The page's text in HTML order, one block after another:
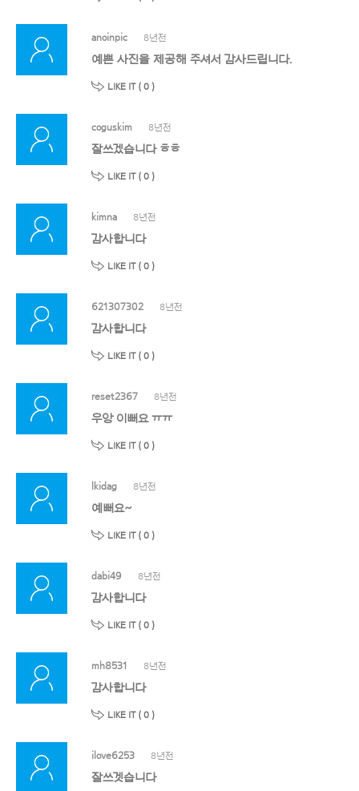
anoinpic 8년전
예쁜 사진을 제공해 주셔서 감사드립니다.
LIKE IT ( 0 )
coguskim 8년전
잘쓰겠습니다 ㅎㅎ
LIKE IT ( 0 )
kimna 8년전
감사합니다
LIKE IT ( 0 )
621307302 8년전
감사합니다
LIKE IT ( 0 )
reset2367 8년전
우앙 이뻐요 ㅠㅠ
LIKE IT ( 0 )
lkidag 8년전
예뻐요~
LIKE IT ( 0 )
dabi49 8년전
감사합니다
LIKE IT ( 0 )
mh8531 8년전
감사합니다
LIKE IT ( 0 )
ilove6253 8년전
잘쓰겟습니다